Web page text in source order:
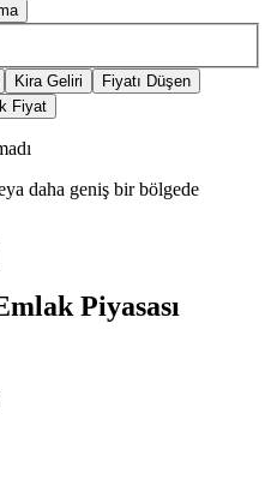
Kira Geliri
Fiyatı Düşen
Fiyat
daha geniş bir bölgede
Piyasası